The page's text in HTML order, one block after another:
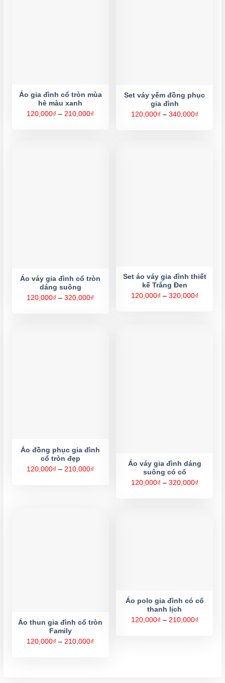
Áo gia đình cổ tròn mùa
hè màu xanh
120,000₫ – 210,000₫
Set váy yếm đồng phục
gia đình
120,000₫ – 340,000₫Khoảng
Áo váy gia đình cổ tròn
dáng suông
120,000₫ – 320,000₫
Set áo váy gia đình thiết
kế Trắng Đen
120,000₫ – 320,000₫Khoảng
Áo đồng phục gia đình
cổ tròn đẹp
120,000₫ – 210,000₫
Áo váy gia đình dáng
suông có cổ
120,000₫ – 320,000₫Khoảng
Áo thun gia đình cổ tròn
Family
120,000₫ – 210,000₫
Áo polo gia đình có cổ
thanh lịch
120,000₫ – 210,000₫Khoảng